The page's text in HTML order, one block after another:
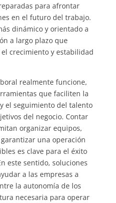
para afrontar
en el futuro del trabajo.
dinámico y orientado a
a largo plazo que
crecimiento y estabilidad
realmente funcione,
que faciliten la
el seguimiento del talento
del negocio. Contar
organizar equipos,
una operación
es clave para el éxito
este sentido, soluciones
a las empresas a
la autonomía de los
necesaria para operar